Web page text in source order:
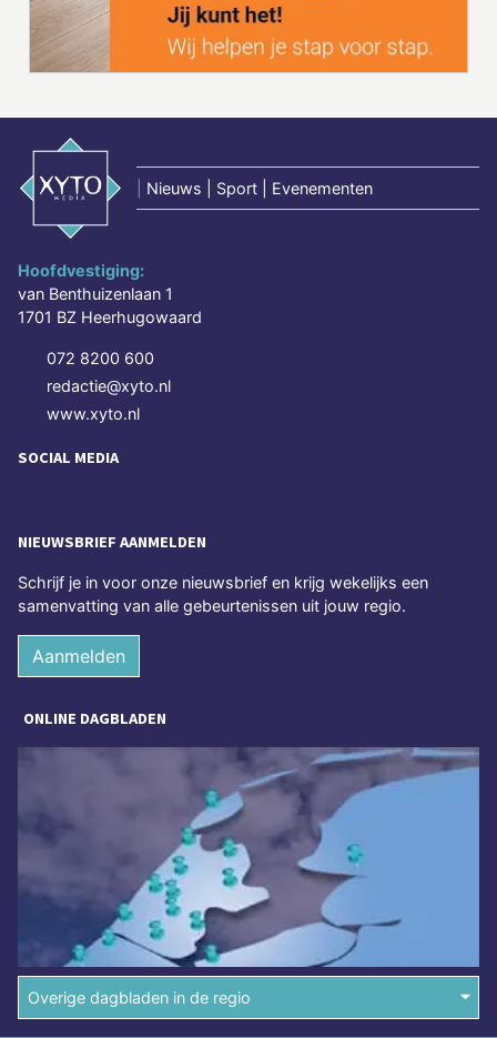
Nieuws | Sport | Evenementen
Hoofdvestiging:
van Benthuizenlaan 1
1701 BZ Heerhugowaard
072 8200 600
redactie@xyto.nl
www.xyto.nl
SOCIAL MEDIA
NIEUWSBRIEF AANMELDEN
Schrijf je in voor onze nieuwsbrief en krijg wekelijks een
samenvatting van alle gebeurtenissen uit jouw regio.
Aanmelden
ONLINE DAGBLADEN
Overige dagbladen in de regio